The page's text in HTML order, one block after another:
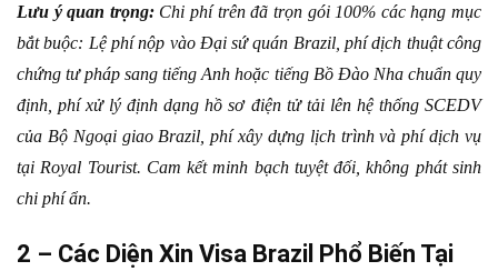
Lưu ý quan trọng:Chi phí trên đã trọn gói 100% các hạng mục
bắt buộc: Lệ phí nộp vào Đại sứ quán Brazil, phí dịch thuật công
chứng tư pháp sang tiếng Anh hoặc tiếng Bồ Đào Nha chuẩn quy
định, phí xử lý định dạng hồ sơ điện tử tải lên hệ thống SCEDV
của Bộ Ngoại giao Brazil, phí xây dựng lịch trình và phí dịch vụ
tại Royal Tourist. Cam kết minh bạch tuyệt đối, không phát sinh
chi phí ẩn.
2 – Các Diện Xin Visa Brazil Phổ Biến Tại